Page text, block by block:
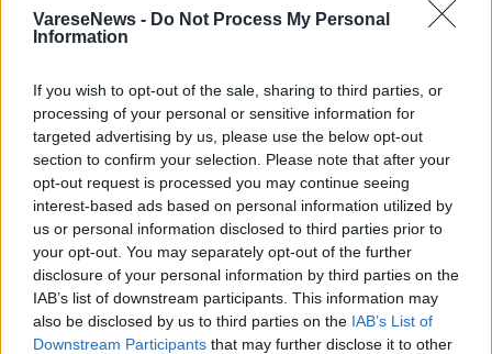
VareseNews - Do Not Process My Personal
Information
If you wish to opt-out of the sale, sharing to third parties, or
processing of your personal or sensitive information for
targeted advertising by us, please use the below opt-out
section to confirm your selection. Please note that after your
opt-out request is processed you may continue seeing
interest-based ads based on personal information utilized by
us or personal information disclosed to third parties prior to
your opt-out. You may separately opt-out of the further
disclosure of your personal information by third parties on the
IAB’s list of downstream participants. This information may
also be disclosed by us to third parties on the IAB’s List of
Downstream Participants that may further disclose it to other
MILANO
In 5.000 a Milano alla scoperta dei luoghi
simbolo della ferrovia lombarda
Grande partecipazione all’openday di Ferrovie Nord,
Trenord e Fnm a Milano e Novate Milanese